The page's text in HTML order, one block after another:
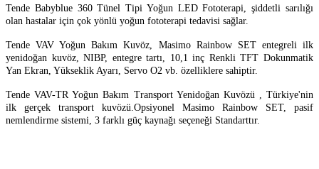
Tende Babyblue 360 Tünel Tipi Yoğun LED Fototerapi, şiddetli sarılığı
olan hastalar için çok yönlü yoğun fototerapi tedavisi sağlar.
Tende VAV Yoğun Bakım Kuvöz, Masimo Rainbow SET entegreli ilk
yenidoğan kuvöz, NIBP, entegre tartı, 10,1 inç Renkli TFT Dokunmatik
Yan Ekran, Yükseklik Ayarı, Servo O2 vb. özelliklere sahiptir.
Tende VAV-TR Yoğun Bakım Transport Yenidoğan Kuvözü , Türkiye'nin
ilk gerçek transport kuvözü.Opsiyonel Masimo Rainbow SET, pasif
nemlendirme sistemi, 3 farklı güç kaynağı seçeneği Standarttır.